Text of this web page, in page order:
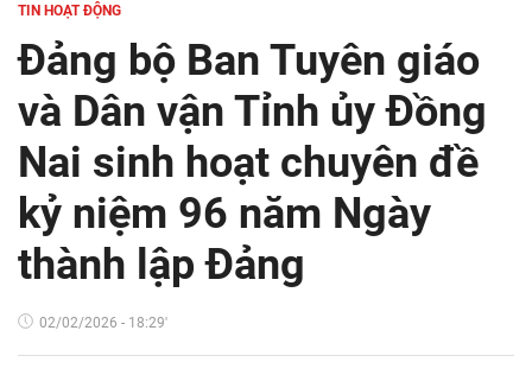
TIN HOẠT ĐỘNG
Đảng bộ Ban Tuyên giáo
và Dân vận Tỉnh ủy Đồng
Nai sinh hoạt chuyên đề
kỷ niệm 96 năm Ngày
thành lập Đảng
02/02/2026 - 18:29'